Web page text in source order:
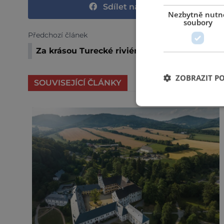
Sdílet na Facebooku
Předchozí článek
Za krásou Turecké riviéry
SOUVISEJÍCÍ ČLÁNKY
Nezbytně
soubory
ZOBRAZIT